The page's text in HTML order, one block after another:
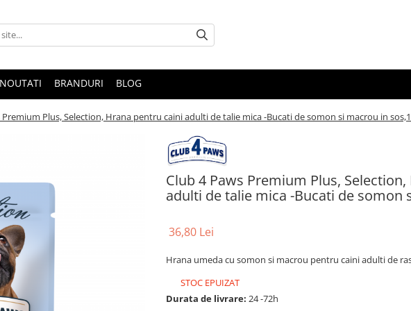
NOUTATI BRANDURI BLOG
Premium Plus, Selection, Hrana pentru caini adulti de talie mica -Bucati de somon si macrou in
Club 4 Paws Premium Plus,
adulti de talie mica -Bucati de somon
36,80 Lei
Hrana umeda cu somon si macrou pentru caini adulti de
STOC EPUIZAT
Durata de livrare: 24 -72h